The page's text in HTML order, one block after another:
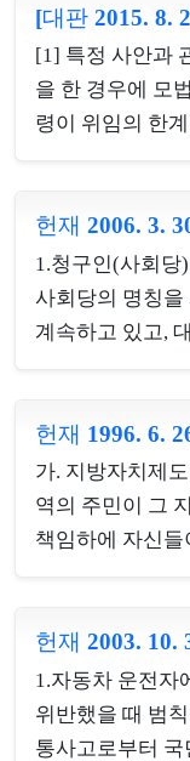
요·최소한의 조
의 원칙에도 위
한되는 표현의...
인격과 자기정체
병역사항 신고
문 가운데 ‘4급
부분’(이하 ‘이
타인의 지득(知
어 개인의 내밀
다. 이러한 성격
의 비밀과 ...
[대판 2015. 8.
[1] 특정 사안과
을 한 경우에 모
령이 위임의 한
의회유보의 원칙
규정의 입법 목
정과의 관계 등
규정 자체에서
이 모법 자체로
있는 범위 내에
있는 용어의 의
여서...
헌재 2006. 3.
1.청구인(사회당
사회당의 명칭
계속하고 있고,
ㆍ도위원회를 두
는 사실 등에 비
이후에도 ‘등록
단’으로서의 실
인정되는 기본권
은 아니지만 권
는 정당에게도
구인이 등록정...
헌재 1996. 6.
가. 지방자치제
역의 주민이 그
책임하에 자신
주적 발전을 도
요건을 정함에
지는 특성을 감
인가의 문제는
헌재 2003. 10.
1.자동차 운전자
위반했을 때 범
통사고로부터